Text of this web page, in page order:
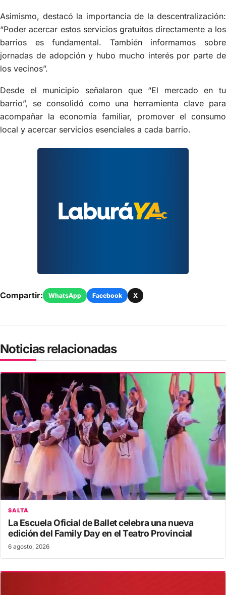
Asimismo, destacó la importancia de la descentralización:
“Poder acercar estos servicios gratuitos directamente a los
barrios es fundamental. También informamos sobre
jornadas de adopción y hubo mucho interés por parte de
los vecinos”.
Desde el municipio señalaron que “El mercado en tu
barrio”, se consolidó como una herramienta clave para
acompañar la economía familiar, promover el consumo
local y acercar servicios esenciales a cada barrio.
Compartir: WhatsApp Facebook X
Noticias relacionadas
SALTA
La Escuela Oficial de Ballet celebra una nueva
edición del Family Day en el Teatro Provincial
6 agosto, 2026